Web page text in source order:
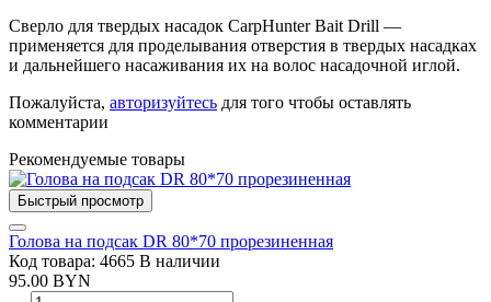
Сверло для твердых насадок CarpHunter Bait Drill —
применяется для проделывания отверстия в твердых насадках
и дальнейшего насаживания их на волос насадочной иглой.
Пожалуйста, авторизуйтесь для того чтобы оставлять
комментарии
Рекомендуемые товары
Быстрый просмотр
Голова на подсак DR 80*70 прорезиненная
Код товара: 4665 В наличии
95.00 BYN